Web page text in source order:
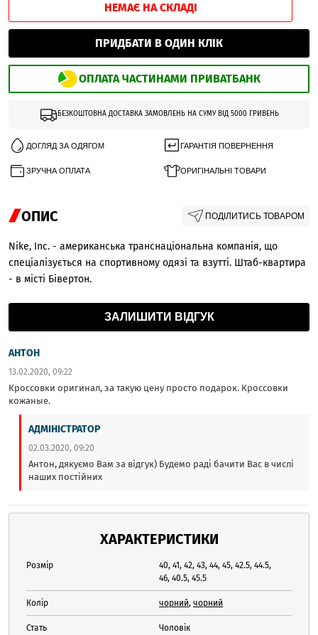
НЕМАЄ НА СКЛАДІ
ПРИДБАТИ В ОДИН КЛІК
ОПЛАТА ЧАСТИНАМИ ПРИВАТБАНК
БЕЗКОШТОВНА ДОСТАВКА ЗАМОВЛЕНЬ НА СУМУ ВІД 5000 ГРИВЕНЬ
ДОГЛЯД ЗА ОДЯГОМ ГАРАНТІЯ ПОВЕРНЕННЯ
ЗРУЧНА ОПЛАТА ОРИГІНАЛЬНІ ТОВАРИ
ОПИС ПОДІЛИТИСЬ ТОВАРОМ
Nike, Inc. - американська транснаціональна компанія, що
спеціалізується на спортивному одязі та взутті. Штаб-квартира
- в місті Бівертон.
ЗАЛИШИТИ ВІДГУК
АНТОН
13.02.2020, 09:22
Кроссовки оригинал, за такую цену просто подарок. Кроссовки
кожаные.
АДМІНІСТРАТОР
02.03.2020, 09:20
Антон, дякуємо Вам за відгук) Будемо раді бачити Вас в числі
наших постійних
ХАРАКТЕРИСТИКИ
Розмір
40, 41, 42, 43, 44, 45, 42.5, 44.5,
46, 40.5, 45.5
Колір чорний, чорний
Стать Чоловік